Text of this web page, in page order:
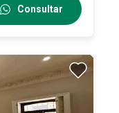
Consultar